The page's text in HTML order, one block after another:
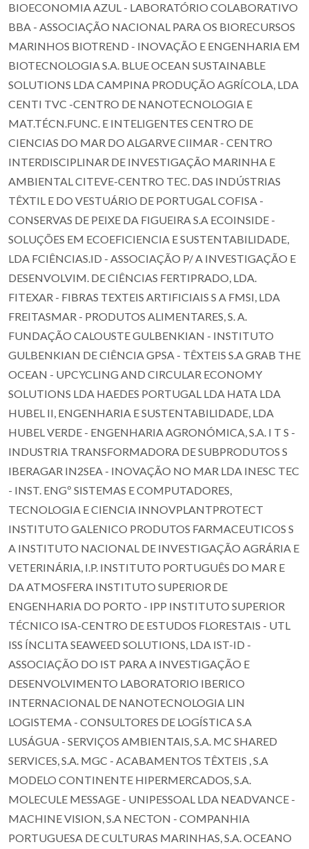
BIOECONOMIA AZUL - LABORATÓRIO COLABORATIVO
BBA - ASSOCIAÇÃO NACIONAL PARA OS BIORECURSOS
MARINHOS BIOTREND - INOVAÇÃO E ENGENHARIA EM
BIOTECNOLOGIA S.A. BLUE OCEAN SUSTAINABLE
SOLUTIONS LDA CAMPINA PRODUÇÃO AGRÍCOLA, LDA
CENTI TVC -CENTRO DE NANOTECNOLOGIA E
MAT.TÉCN.FUNC. E INTELIGENTES CENTRO DE
CIENCIAS DO MAR DO ALGARVE CIIMAR - CENTRO
INTERDISCIPLINAR DE INVESTIGAÇÃO MARINHA E
AMBIENTAL CITEVE-CENTRO TEC. DAS INDÚSTRIAS
TÊXTIL E DO VESTUÁRIO DE PORTUGAL COFISA -
CONSERVAS DE PEIXE DA FIGUEIRA S.A ECOINSIDE -
SOLUÇÕES EM ECOEFICIENCIA E SUSTENTABILIDADE,
LDA FCIÊNCIAS.ID - ASSOCIAÇÃO P/ A INVESTIGAÇÃO E
DESENVOLVIM. DE CIÊNCIAS FERTIPRADO, LDA.
FITEXAR - FIBRAS TEXTEIS ARTIFICIAIS S A FMSI, LDA
FREITASMAR - PRODUTOS ALIMENTARES, S. A.
FUNDAÇÃO CALOUSTE GULBENKIAN - INSTITUTO
GULBENKIAN DE CIÊNCIA GPSA - TÊXTEIS S.A GRAB THE
OCEAN - UPCYCLING AND CIRCULAR ECONOMY
SOLUTIONS LDA HAEDES PORTUGAL LDA HATA LDA
HUBEL II, ENGENHARIA E SUSTENTABILIDADE, LDA
HUBEL VERDE - ENGENHARIA AGRONÓMICA, S.A. I T S -
INDUSTRIA TRANSFORMADORA DE SUBPRODUTOS S
IBERAGAR IN2SEA - INOVAÇÃO NO MAR LDA INESC TEC
- INST. ENGº SISTEMAS E COMPUTADORES,
TECNOLOGIA E CIENCIA INNOVPLANTPROTECT
INSTITUTO GALENICO PRODUTOS FARMACEUTICOS S
A INSTITUTO NACIONAL DE INVESTIGAÇÃO AGRÁRIA E
VETERINÁRIA, I.P. INSTITUTO PORTUGUÊS DO MAR E
DA ATMOSFERA INSTITUTO SUPERIOR DE
ENGENHARIA DO PORTO - IPP INSTITUTO SUPERIOR
TÉCNICO ISA-CENTRO DE ESTUDOS FLORESTAIS - UTL
ISS ÍNCLITA SEAWEED SOLUTIONS, LDA IST-ID -
ASSOCIAÇÃO DO IST PARA A INVESTIGAÇÃO E
DESENVOLVIMENTO LABORATORIO IBERICO
INTERNACIONAL DE NANOTECNOLOGIA LIN
LOGISTEMA - CONSULTORES DE LOGÍSTICA S.A
LUSÁGUA - SERVIÇOS AMBIENTAIS, S.A. MC SHARED
SERVICES, S.A. MGC - ACABAMENTOS TÊXTEIS , S.A
MODELO CONTINENTE HIPERMERCADOS, S.A.
MOLECULE MESSAGE - UNIPESSOAL LDA NEADVANCE -
MACHINE VISION, S.A NECTON - COMPANHIA
PORTUGUESA DE CULTURAS MARINHAS, S.A. OCEANO